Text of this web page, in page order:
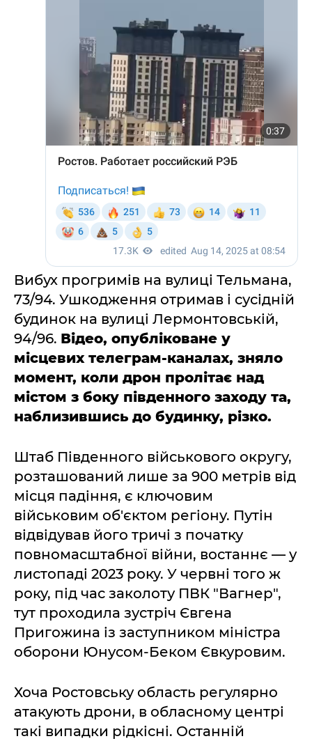
Вибух прогримів на вулиці Тельмана,
73/94. Ушкодження отримав і сусідній
будинок на вулиці Лермонтовській,
94/96. Відео, опубліковане у
місцевих телеграм-каналах, зняло
момент, коли дрон пролітає над
містом з боку південного заходу та,
наблизившись до будинку, різко.
Штаб Південного військового округу,
розташований лише за 900 метрів від
місця падіння, є ключовим
військовим об'єктом регіону. Путін
відвідував його тричі з початку
повномасштабної війни, востаннє — у
листопаді 2023 року. У червні того ж
року, під час заколоту ПВК "Вагнер",
тут проходила зустріч Євгена
Пригожина із заступником міністра
оборони Юнусом-Беком Євкуровим.
Хоча Ростовську область регулярно
атакують дрони, в обласному центрі
такі випадки рідкісні. Останній